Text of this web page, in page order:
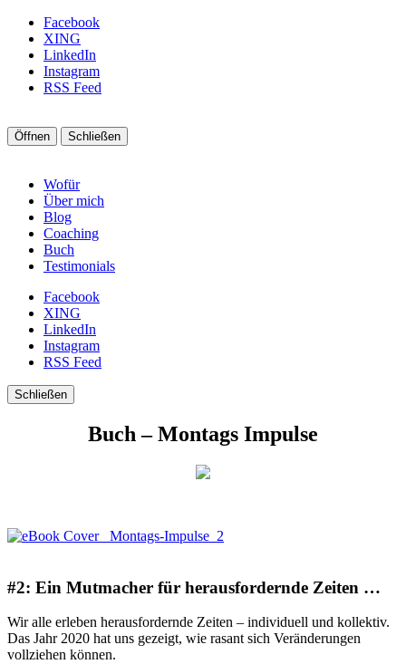
Facebook
XING
LinkedIn
Instagram
RSS Feed
Öffnen Schließen
Wofür
Über mich
Blog
Coaching
Buch
Testimonials
Facebook
XING
LinkedIn
Instagram
RSS Feed
Schließen
Buch – Montags Impulse
#2: Ein Mutmacher für herausfordernde Zeiten …
Wir alle erleben herausfordernde Zeiten – individuell und kollektiv.
Das Jahr 2020 hat uns gezeigt, wie rasant sich Veränderungen
vollziehen können.